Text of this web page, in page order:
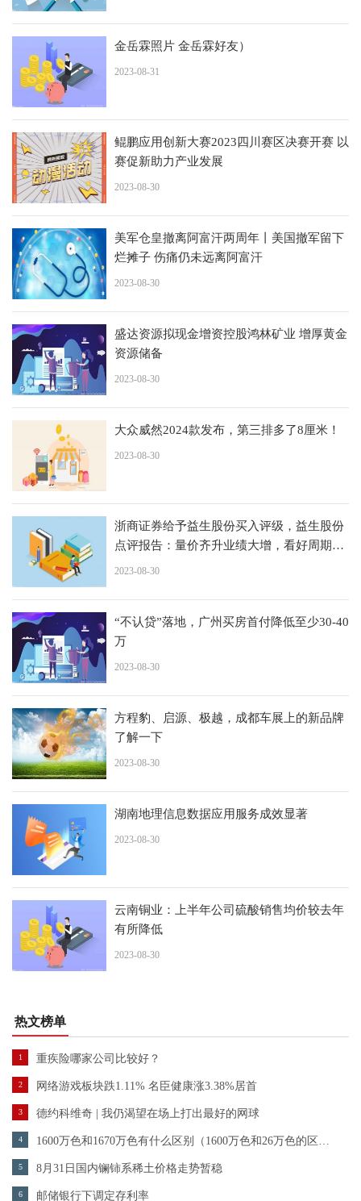
金岳霖照片 金岳霖好友）
2023-08-31
鲲鹏应用创新大赛2023四川赛区决赛开赛 以
赛促新助力产业发展
2023-08-30
美军仓皇撤离阿富汗两周年丨美国撤军留下
烂摊子 伤痛仍未远离阿富汗
2023-08-30
盛达资源拟现金增资控股鸿林矿业 增厚黄金
资源储备
2023-08-30
大众威然2024款发布，第三排多了8厘米！
2023-08-30
浙商证券给予益生股份买入评级，益生股份
点评报告：量价齐升业绩大增，看好周期继
续上行
2023-08-30
“不认贷”落地，广州买房首付降低至少30-40
万
2023-08-30
方程豹、启源、极越，成都车展上的新品牌
了解一下
2023-08-30
湖南地理信息数据应用服务成效显著
2023-08-30
云南铜业：上半年公司硫酸销售均价较去年
有所降低
2023-08-30
热文榜单
1 重疾险哪家公司比较好？
2 网络游戏板块跌1.11% 名臣健康涨3.38%居首
3 德约科维奇 | 我仍渴望在场上打出最好的网球
4 1600万色和1670万色有什么区别（1600万色和26万色的区别）
5 8月31日国内镧铈系稀土价格走势暂稳
6 邮储银行下调定存利率